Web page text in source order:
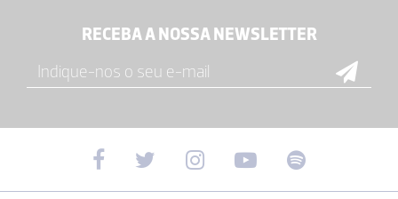
RECEBA A NOSSA NEWSLETTER